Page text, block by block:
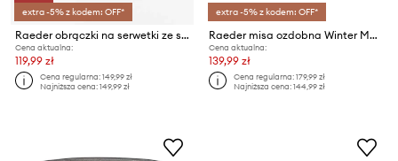
extra -5% z kodem: OFF*
Raeder obrączki na serwetki ze stojakiem Cozy Time 8 x 6 cm
Cena aktualna:
119,99 zł
Cena regularna:149,99 zł
Najniższa cena:149,99 zł
extra -5% z kodem: OFF*
Raeder misa ozdobna Winter Magic 24,5 x 18,5 x 4,7 cm
Cena aktualna:
139,99 zł
Cena regularna:179,99 zł
Najniższa cena:144,99 zł